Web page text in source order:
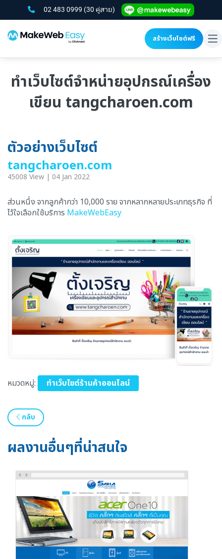
02 483 0999 (30 คู่สาย)
สร้างเว็บไซต์ฟรี
ทำเว็บไซต์จำหน่ายอุปกรณ์เครื่อง
เขียน tangcharoen.com
ตัวอย่างเว็บไซต์
tangcharoen.com
45008 View | 04 Jan 2022
ส่วนหนึ่ง จากลูกค้ากว่า 10,000 ราย จากหลากหลายประเภทธุรกิจ ที่
ไว้ใจเลือกใช้บริการ MakeWebEasy
หมวดหมู่: ทำเว็บไซต์ร้านค้าออนไลน์
กลับ
ผลงานอื่นๆที่น่าสนใจ